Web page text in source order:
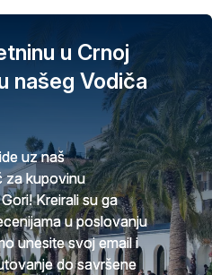
u Crnoj
našeg Vodiča
uz naš
za kupovinu
Kreirali su ga
u poslovanju
unesite svoj email i
do savršene